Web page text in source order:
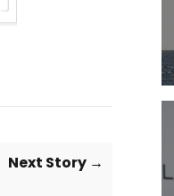
Next Story →